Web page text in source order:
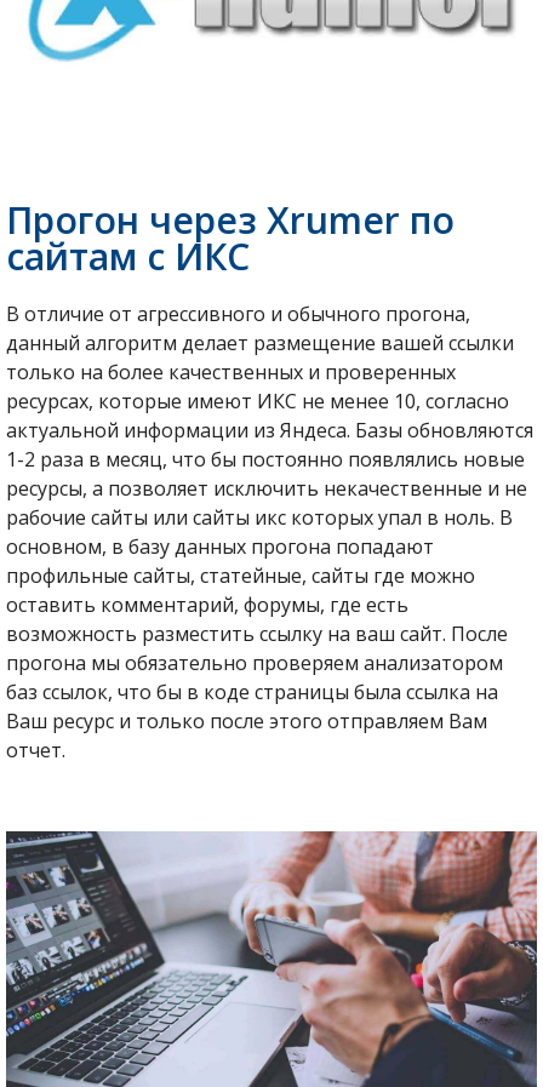
Прогон через Xrumer по
сайтам с ИКС
В отличие от агрессивного и обычного прогона,
данный алгоритм делает размещение вашей ссылки
только на более качественных и проверенных
ресурсах, которые имеют ИКС не менее 10, согласно
актуальной информации из Яндеса. Базы обновляются
1-2 раза в месяц, что бы постоянно появлялись новые
ресурсы, а позволяет исключить некачественные и не
рабочие сайты или сайты икс которых упал в ноль. В
основном, в базу данных прогона попадают
профильные сайты, статейные, сайты где можно
оставить комментарий, форумы, где есть
возможность разместить ссылку на ваш сайт. После
прогона мы обязательно проверяем анализатором
баз ссылок, что бы в коде страницы была ссылка на
Ваш ресурс и только после этого отправляем Вам
отчет.